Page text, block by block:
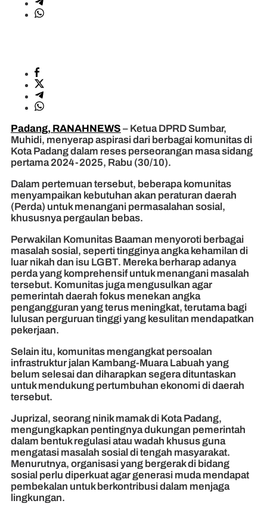
Padang, RANAHNEWS – Ketua DPRD Sumbar,
Muhidi, menyerap aspirasi dari berbagai komunitas di
Kota Padang dalam reses perseorangan masa sidang
pertama 2024-2025, Rabu (30/10).
Dalam pertemuan tersebut, beberapa komunitas
menyampaikan kebutuhan akan peraturan daerah
(Perda) untuk menangani permasalahan sosial,
khususnya pergaulan bebas.
Perwakilan Komunitas Baaman menyoroti berbagai
masalah sosial, seperti tingginya angka kehamilan di
luar nikah dan isu LGBT. Mereka berharap adanya
perda yang komprehensif untuk menangani masalah
tersebut. Komunitas juga mengusulkan agar
pemerintah daerah fokus menekan angka
pengangguran yang terus meningkat, terutama bagi
lulusan perguruan tinggi yang kesulitan mendapatkan
pekerjaan.
Selain itu, komunitas mengangkat persoalan
infrastruktur jalan Kambang-Muara Labuah yang
belum selesai dan diharapkan segera dituntaskan
untuk mendukung pertumbuhan ekonomi di daerah
tersebut.
Juprizal, seorang ninik mamak di Kota Padang,
mengungkapkan pentingnya dukungan pemerintah
dalam bentuk regulasi atau wadah khusus guna
mengatasi masalah sosial di tengah masyarakat.
Menurutnya, organisasi yang bergerak di bidang
sosial perlu diperkuat agar generasi muda mendapat
pembekalan untuk berkontribusi dalam menjaga
lingkungan.